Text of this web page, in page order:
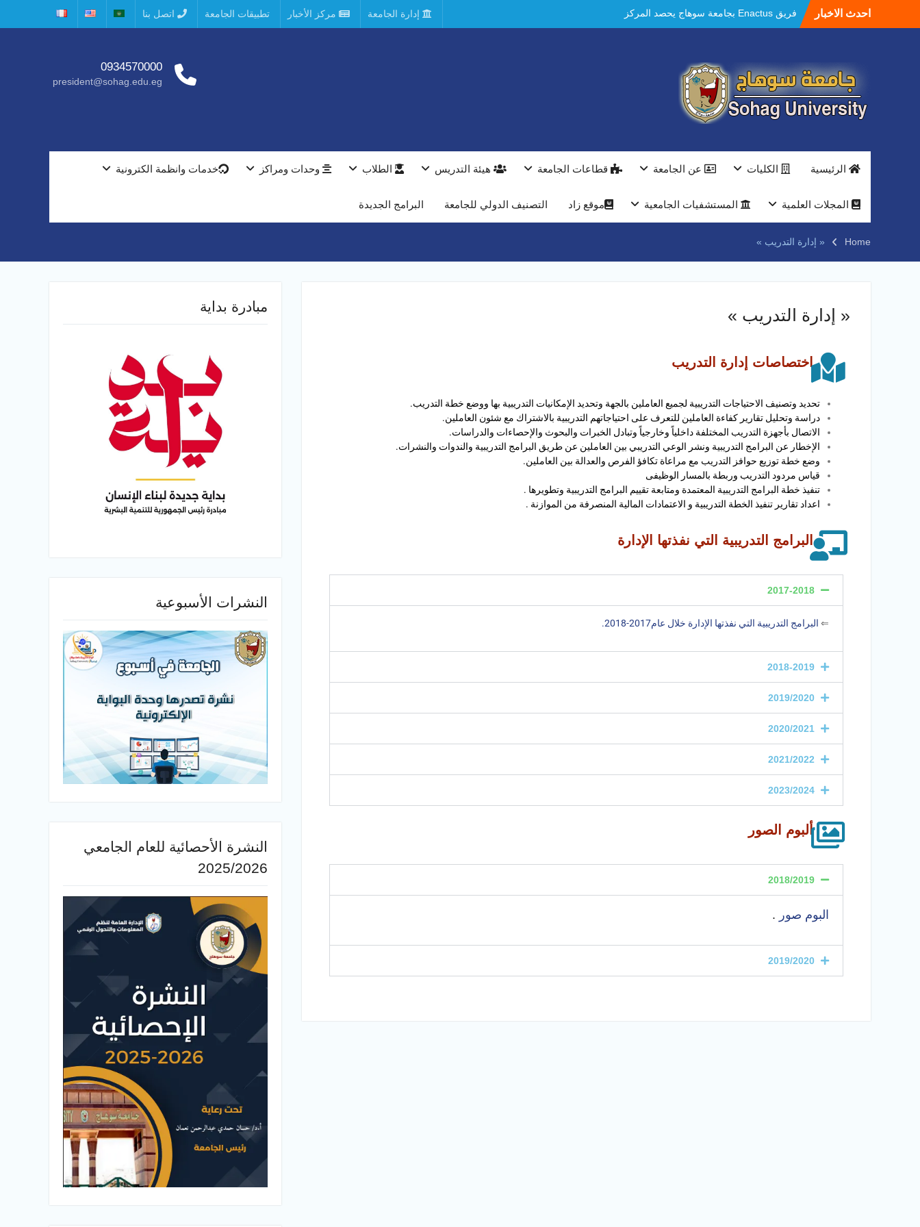
احدث الاخبار
فريق Enactus بجامعة سوهاج يحصد المركز
الاول في الابتكار وتمكين المراة والمركز الثاني
مستشفيات سوهاج الجامعية تحقق إنجازًا طبيًا
جديدًا و تنجح في علاج 3 حالات أكالازيا بتقنية
POEM دون جراحة .
النعماني يلتقي بمدير امن سوهاج الجديد لتقديم
بمعرض الاكاديمية العسكريه علي هامش
النعماني والمدير التنفيذي لشركة وادي النيل
جامعة سوهاج تفتح أبوابها لطلاب الثانوية العامة
إدارة الجامعة مركز الأخبار تطبيقات الجامعة اتصل بنا
0934570000
president@sohag.edu.eg
الرئيسية الكليات عن الجامعة قطاعات الجامعة هيئة التدريس الطلاب وحدات ومراكز خدمات وانظمة الكترونية
المجلات العلمية المستشفيات الجامعية موقع زاد التصنيف الدولي للجامعة البرامج الجديدة
Home « إدارة التدريب »
« إدارة التدريب »
اختصاصات إدارة التدريب
تحديد وتصنيف الاحتياجات التدريبية لجميع العاملين بالجهة وتحديد الإمكانيات التدريبية بها ووضع خطة التدريب.
دراسة وتحليل تقارير كفاءة العاملين للتعرف على احتياجاتهم التدريبية بالاشتراك مع شئون العاملين.
الاتصال بأجهزة التدريب المختلفة داخلياً وخارجياً وتبادل الخبرات والبحوث والإحصاءات والدراسات.
الإخطار عن البرامج التدريبية ونشر الوعي التدريبي بين العاملين عن طريق البرامج التدريبية والندوات والنشرات.
وضع خطة توزيع حوافز التدريب مع مراعاة تكافؤ الفرص والعدالة بين العاملين.
قياس مردود التدريب وربطة بالمسار الوظيفى
تنفيذ خطة البرامج التدريبية المعتمدة ومتابعة تقييم البرامج التدريبية وتطويرها .
اعداد تقارير تنفيذ الخطة التدريبية و الاعتمادات المالية المنصرفة من الموازنة .
البرامج التدريبية التي نفذتها الإدارة
2017-2018
⇐ البرامج التدريبية التي نفذتها الإدارة خلال عام2017-2018.
2018-2019
2019/2020
2020/2021
2021/2022
2023/2024
ألبوم الصور
2018/2019
البوم صور .
2019/2020
مبادرة بداية
النشرات الأسبوعية
النشرة الأحصائية للعام الجامعي
2025/2026